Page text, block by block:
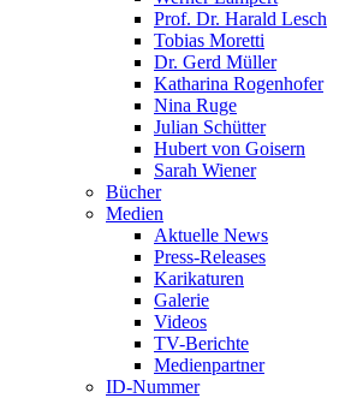
Prof. Dr. Harald Lesch
Tobias Moretti
Dr. Gerd Müller
Katharina Rogenhofer
Nina Ruge
Julian Schütter
Hubert von Goisern
Sarah Wiener
Bücher
Medien
Aktuelle News
Press-Releases
Karikaturen
Galerie
Videos
TV-Berichte
Medienpartner
ID-Nummer